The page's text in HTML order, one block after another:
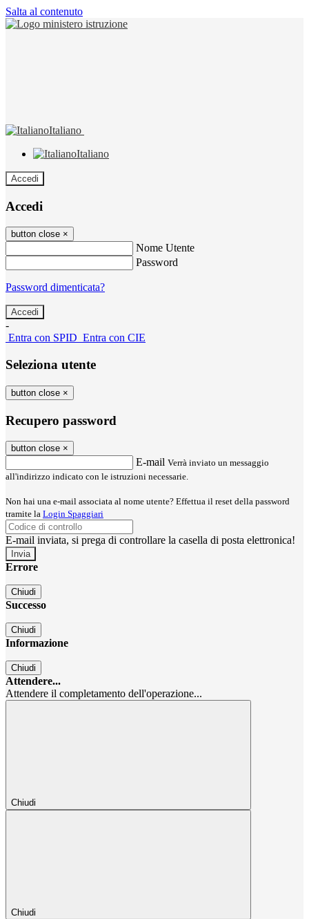
Salta al contenuto
Italiano
Italiano
Accedi
Accedi
button close ×
Nome Utente
Password
Password dimenticata?
-
Entra con SPID Entra con CIE
Seleziona utente
button close ×
Recupero password
button close ×
E-mail Verrà inviato un messaggio
all'indirizzo indicato con le istruzioni necessarie.
Non hai una e-mail associata al nome utente? Effettua il reset della password
tramite la Login Spaggiari
E-mail inviata, si prega di controllare la casella di posta elettronica!
Errore
Chiudi
Successo
Chiudi
Informazione
Chiudi
Attendere...
Attendere il completamento dell'operazione...
Chiudi
Chiudi